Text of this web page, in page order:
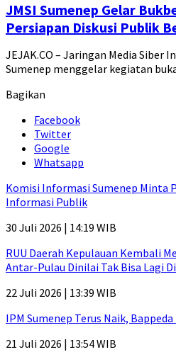
JMSI Sumenep Gelar
Persiapan Diskusi Publik
JEJAK.CO – Jaringan Media Siber
Sumenep menggelar kegiatan
Bagikan
Facebook
Twitter
Google
Whatsapp
Komisi Informasi Sumenep Minta
Informasi Publik
30 Juli 2026 | 14:19 WIB
RUU Daerah Kepulauan Kembali
Antar-Pulau Dinilai Tak Bisa Lagi
22 Juli 2026 | 13:39 WIB
IPM Sumenep Terus Naik,
21 Juli 2026 | 13:54 WIB